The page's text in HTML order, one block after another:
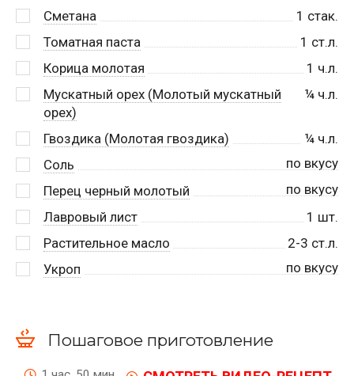
Сметана
1 стак.
Томатная паста
1 ст.л.
Корица молотая
1 ч.л.
Мускатный орех (Молотый мускатный
орех)
¼ ч.л.
Гвоздика (Молотая гвоздика) ¼ ч.л.
Соль
по вкусу
Перец черный молотый
по вкусу
Лавровый лист
1 шт.
Растительное масло
2-3 ст.л.
Укроп
по вкусу
Пошаговое приготовление